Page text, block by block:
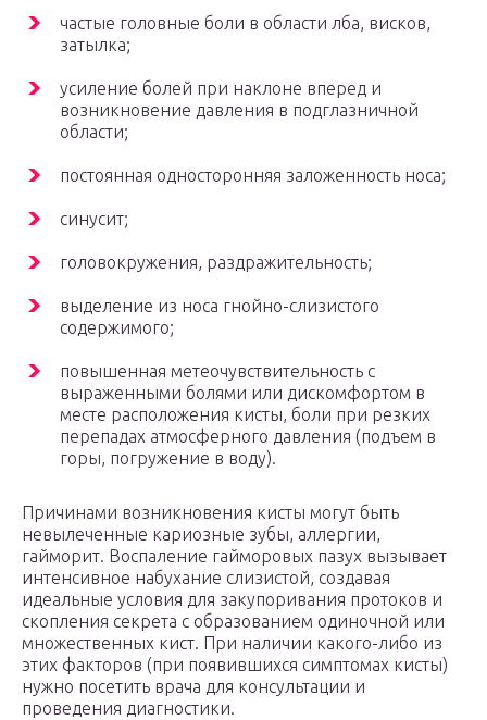
частые головные боли в области лба, висков,
затылка;
усиление болей при наклоне вперед и
возникновение давления в подглазничной
области;
постоянная односторонняя заложенность носа;
синусит;
головокружения, раздражительность;
выделение из носа гнойно-слизистого
содержимого;
повышенная метеочувствительность с
выраженными болями или дискомфортом в
месте расположения кисты, боли при резких
перепадах атмосферного давления (подъем в
горы, погружение в воду).
Причинами возникновения кисты могут быть
невылеченные кариозные зубы, аллергии,
гайморит. Воспаление гайморовых пазух вызывает
интенсивное набухание слизистой, создавая
идеальные условия для закупоривания протоков и
скопления секрета с образованием одиночной или
множественных кист. При наличии какого-либо из
этих факторов (при появившихся симптомах кисты)
нужно посетить врача для консультации и
проведения диагностики.